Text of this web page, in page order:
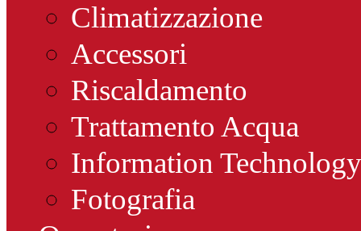
Climatizzazione
Accessori
Riscaldamento
Trattamento Acqua
Information Technology
Fotografia